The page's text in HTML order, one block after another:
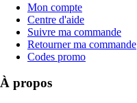
Mon compte
Centre d'aide
Suivre ma commande
Retourner ma commande
Codes promo
À propos